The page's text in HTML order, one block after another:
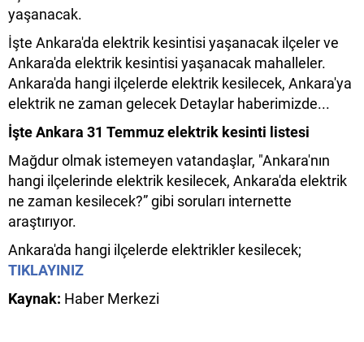
yaşanacak.
İşte Ankara'da elektrik kesintisi yaşanacak ilçeler ve
Ankara'da elektrik kesintisi yaşanacak mahalleler.
Ankara'da hangi ilçelerde elektrik kesilecek, Ankara'ya
elektrik ne zaman gelecek Detaylar haberimizde...
İşte Ankara 31 Temmuz elektrik kesinti listesi
Mağdur olmak istemeyen vatandaşlar, "Ankara'nın
hangi ilçelerinde elektrik kesilecek, Ankara'da elektrik
ne zaman kesilecek?” gibi soruları internette
araştırıyor.
Ankara'da hangi ilçelerde elektrikler kesilecek;
TIKLAYINIZ
Kaynak: Haber Merkezi